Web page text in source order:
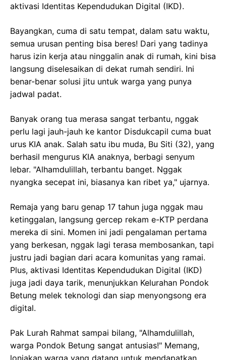
aktivasi Identitas Kependudukan Digital (IKD).
Bayangkan, cuma di satu tempat, dalam satu waktu,
semua urusan penting bisa beres! Dari yang tadinya
harus izin kerja atau ninggalin anak di rumah, kini bisa
langsung diselesaikan di dekat rumah sendiri. Ini
benar-benar solusi jitu untuk warga yang punya
jadwal padat.
Banyak orang tua merasa sangat terbantu, nggak
perlu lagi jauh-jauh ke kantor Disdukcapil cuma buat
urus KIA anak. Salah satu ibu muda, Bu Siti (32), yang
berhasil mengurus KIA anaknya, berbagi senyum
lebar. "Alhamdulillah, terbantu banget. Nggak
nyangka secepat ini, biasanya kan ribet ya," ujarnya.
Remaja yang baru genap 17 tahun juga nggak mau
ketinggalan, langsung gercep rekam e-KTP perdana
mereka di sini. Momen ini jadi pengalaman pertama
yang berkesan, nggak lagi terasa membosankan, tapi
justru jadi bagian dari acara komunitas yang ramai.
Plus, aktivasi Identitas Kependudukan Digital (IKD)
juga jadi daya tarik, menunjukkan Kelurahan Pondok
Betung melek teknologi dan siap menyongsong era
digital.
Pak Lurah Rahmat sampai bilang, "Alhamdulillah,
warga Pondok Betung sangat antusias!" Memang,
lonjakan warga yang datang untuk mendapatkan